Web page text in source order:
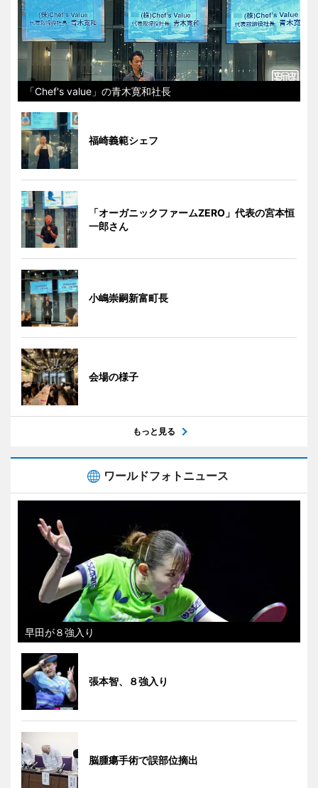
「Chef's value」の青木寛和社長
福崎義範シェフ
「オーガニックファームZERO」代表の宮本恒
一郎さん
小嶋崇嗣新富町長
会場の様子
もっと見る
ワールドフォトニュース
早田が８強入り
張本智、８強入り
脳腫瘍手術で誤部位摘出